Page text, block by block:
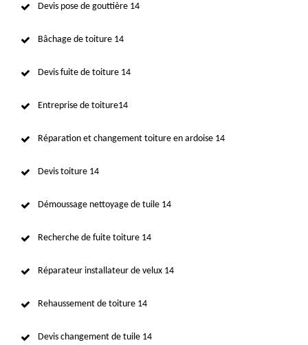
Devis pose de gouttière 14
Bâchage de toiture 14
Devis fuite de toiture 14
Entreprise de toiture14
Réparation et changement toiture en ardoise 14
Devis toiture 14
Démoussage nettoyage de tuile 14
Recherche de fuite toiture 14
Réparateur installateur de velux 14
Rehaussement de toiture 14
Devis changement de tuile 14